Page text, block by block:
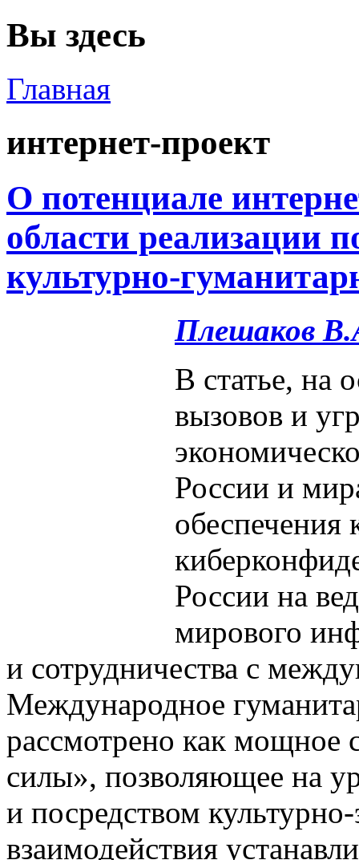
Вы здесь
Главная
интернет-проект
О потенциале
области реализации
культурно-
Плешаков
В статье, на
вызовов и
России и
обеспечения
России на
мирового
и сотрудничества с
Международное
рассмотрено как мощное
силы», позволяющее на
и посредством
взаимодействия